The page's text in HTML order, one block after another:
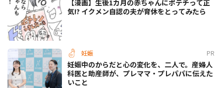
【漫画】生後1カ月の赤ちゃんにポテチって正
気!? イクメン自認の夫が育休をとってみたら
妊娠 PR
妊娠中のからだと心の変化を、二人で。産婦人
科医と助産師が、プレママ・プレパパに伝えた
いこと